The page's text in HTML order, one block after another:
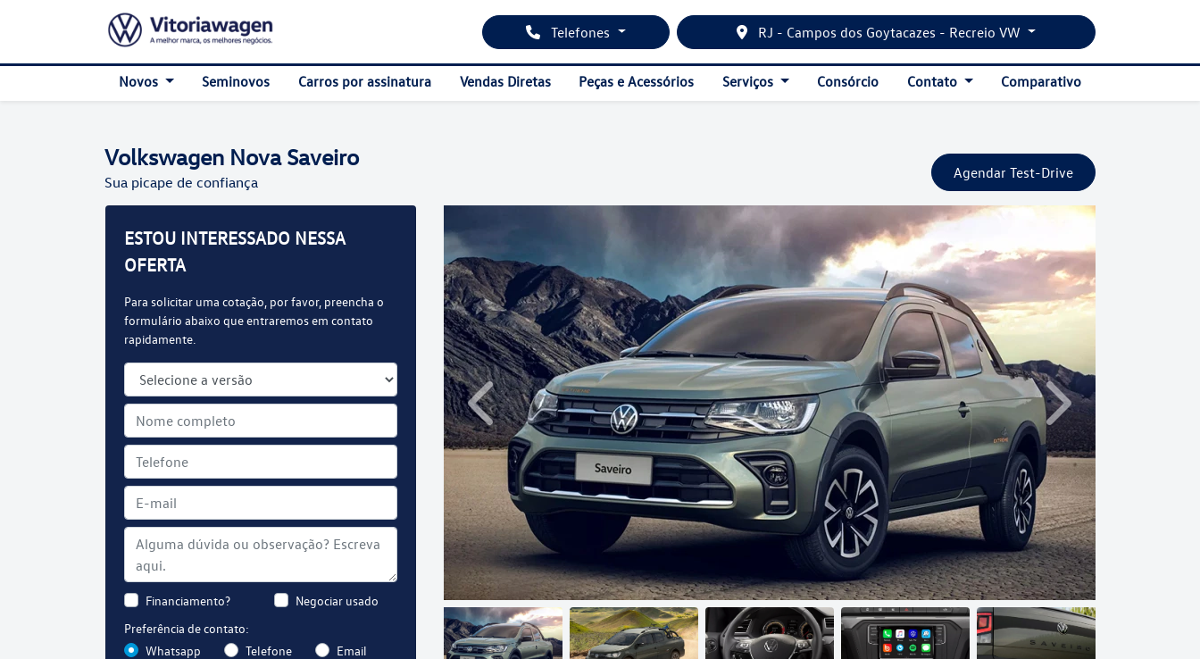
Telefones RJ - Campos dos Goytacazes - Recreio VW
Novos Seminovos Carros por assinatura Vendas Diretas Peças e Acessórios Serviços Consórcio Contato Comparativo
Volkswagen Nova Saveiro
Sua picape de confiança
Agendar Test-Drive
ESTOU INTERESSADO NESSA
OFERTA
Para solicitar uma cotação, por favor, preencha o
formulário abaixo que entraremos em contato
rapidamente.
Financiamento?
Negociar usado
Preferência de contato:
Whatsapp
Telefone Email
Anterior Próximo